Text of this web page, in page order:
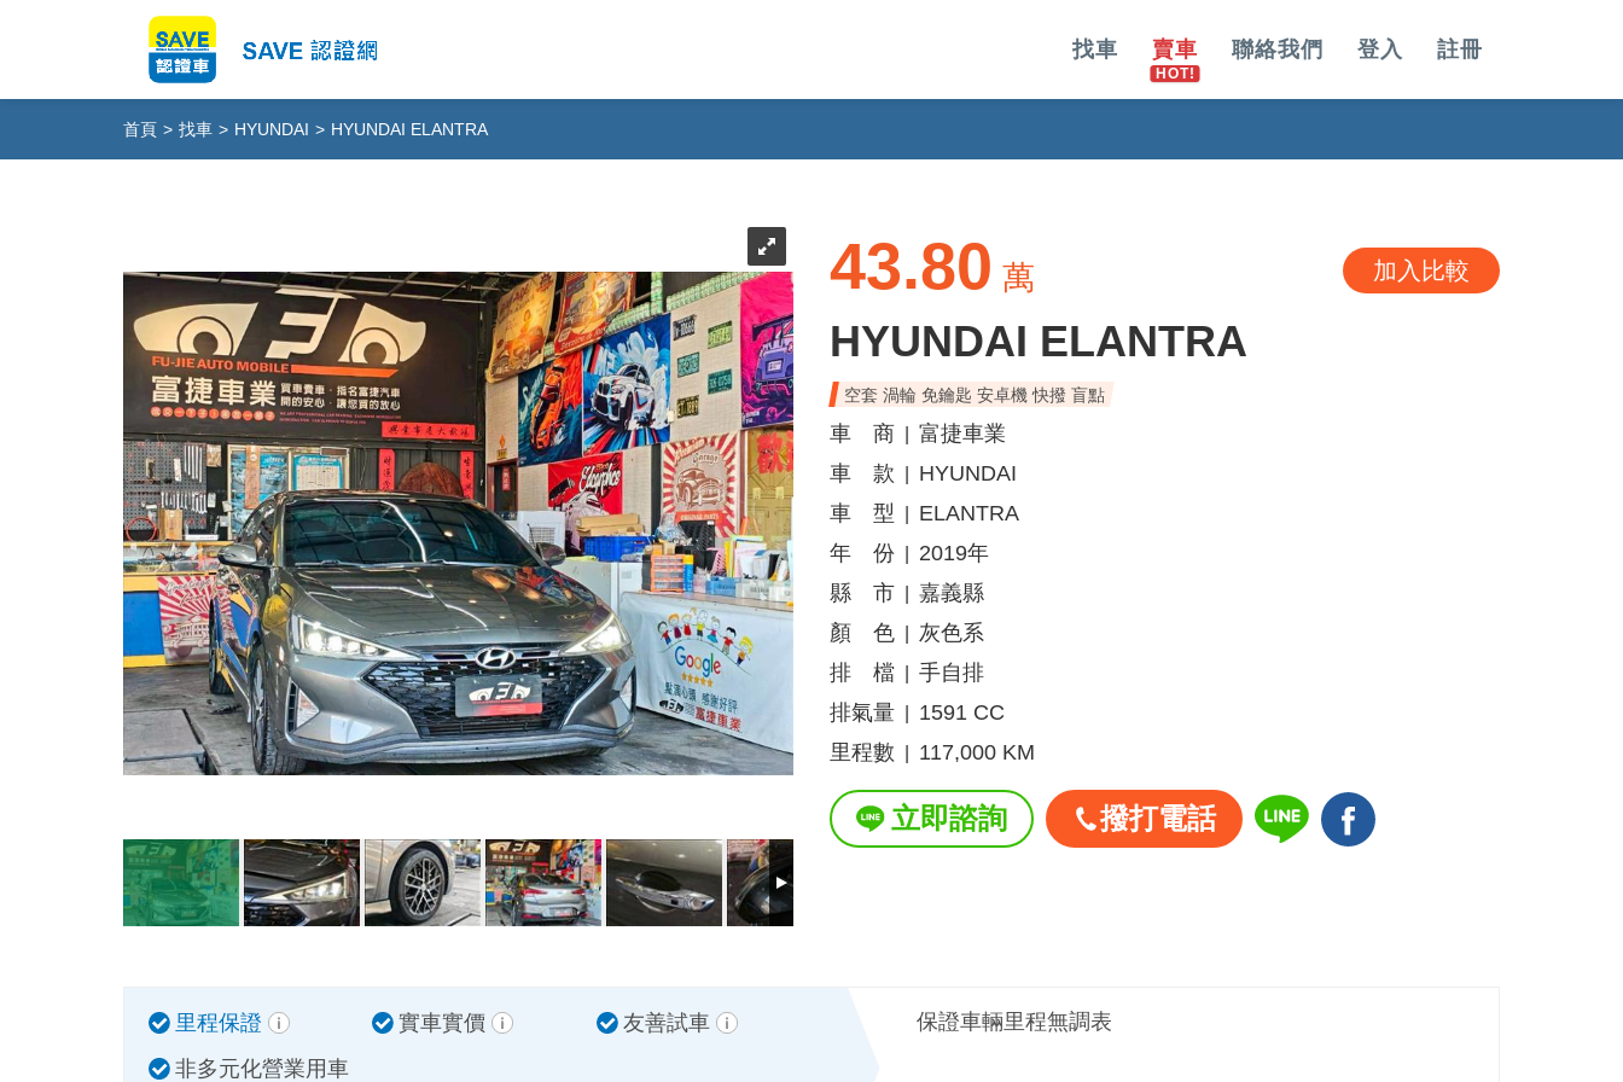
找車 賣車 聯絡我們 登入 註冊
首頁 > 找車 > HYUNDAI > HYUNDAI ELANTRA
43.80 萬 加入比較
HYUNDAI ELANTRA
空套 渦輪 免鑰匙 安卓機 快撥 盲點
車 商
富捷車業
車 款
HYUNDAI
車 型
ELANTRA
年 份
2019年
縣 市
嘉義縣
顏 色
灰色系
排 檔
手自排
排氣量
1591 CC
里程數
117,000 KM
立即諮詢 撥打電話
里程保證 實車實價
友善試車
非多元化營業用車
保證車輛里程無調表